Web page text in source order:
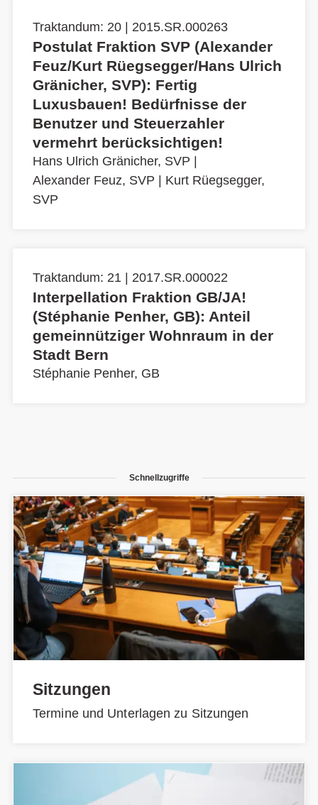
Traktandum: 20 | 2015.SR.000263
Postulat Fraktion SVP (Alexander
Feuz/Kurt Rüegsegger/Hans Ulrich
Gränicher, SVP): Fertig
Luxusbauen! Bedürfnisse der
Benutzer und Steuerzahler
vermehrt berücksichtigen!
Hans Ulrich Gränicher, SVP
Alexander Feuz, SVP
Kurt Rüegsegger,
SVP
Traktandum: 21 | 2017.SR.000022
Interpellation Fraktion GB/JA!
(Stéphanie Penher, GB): Anteil
gemeinnütziger Wohnraum in der
Stadt Bern
Stéphanie Penher, GB
Schnellzugriffe
Sitzungen
Termine und Unterlagen zu Sitzungen